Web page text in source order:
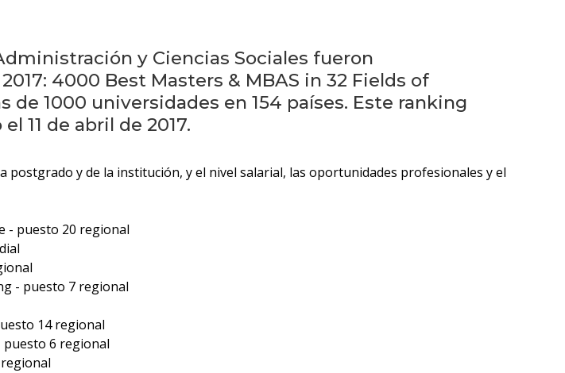
Próximos
eventos
de
y Ciencias Sociales fueron
4000 Best Masters & MBAS in 32 Fields of
1000 universidades en 154 países. Este ranking
11 de abril de 2017.
y de la institución, y el nivel salarial, las oportunidades profesionales y el
- puesto 20 regional
- puesto 7 regional
14 regional
puesto 6 regional